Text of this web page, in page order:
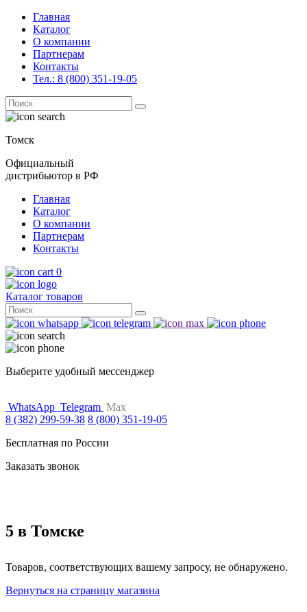
Главная
Каталог
О компании
Партнерам
Контакты
Тел.: 8 (800) 351-19-05
Поиск
for:
Томск
Официальный
дистрибьютор в РФ
Главная
Каталог
О компании
Партнерам
Контакты
0
Каталог товаров
Поиск
for:
Выберите удобный мессенджер
WhatsApp Telegram Max
8 (382) 299-59-38 8 (800) 351-19-05
Бесплатная по России
Заказать звонок
5 в Томске
Товаров, соответствующих вашему запросу, не обнаружено.
Вернуться на страницу магазина